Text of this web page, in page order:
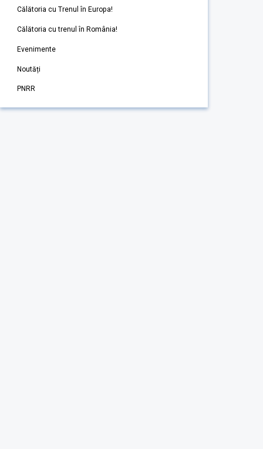
Călătoria cu Trenul în Europa!
Călătoria cu trenul în România!
Evenimente
Noutăți
PNRR